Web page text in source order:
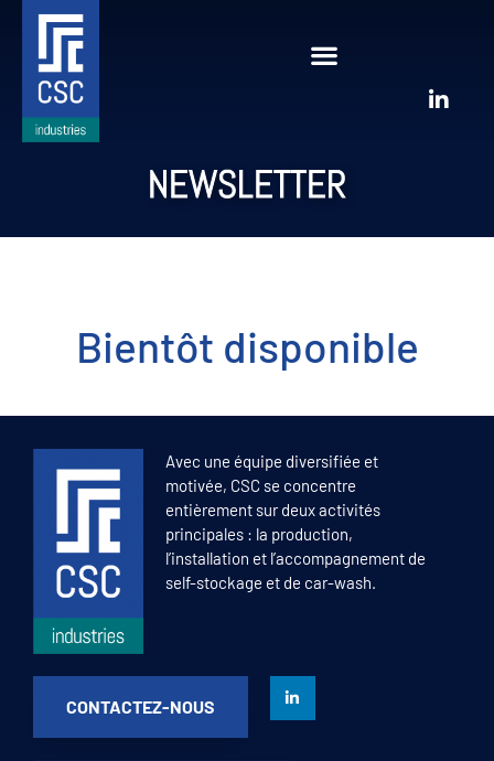
NEWSLETTER
Bientôt disponible
Avec une équipe diversifiée et
motivée, CSC se concentre
entièrement sur deux activités
principales : la production,
l’installation et l’accompagnement de
self-stockage et de car-wash.
CONTACTEZ-NOUS